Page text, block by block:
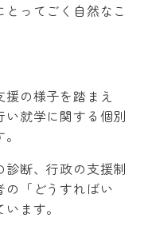
ってごく自然なこ
援の様子を踏まえ
就学に関する個別
断、行政の支援制
の「どうすればい
ます。